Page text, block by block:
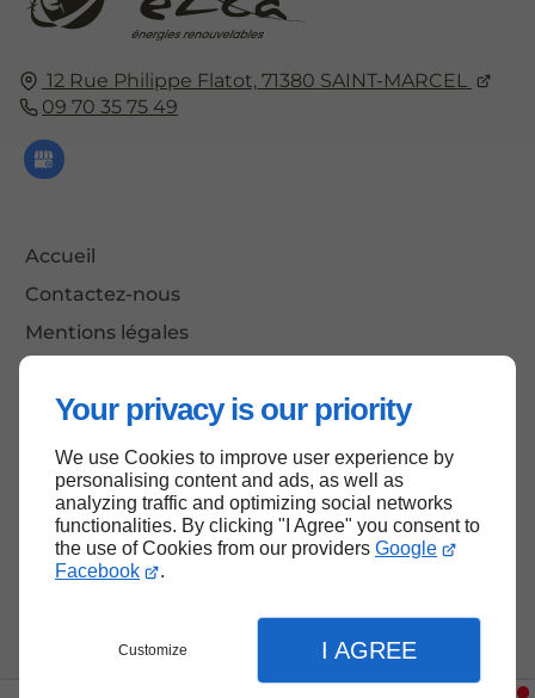
Your privacy is our priority
We use Cookies to improve user experience by
personalising content and ads, as well as
analyzing traffic and optimizing social networks
functionalities. By clicking "I Agree" you consent to
the use of Cookies from our providers Google
Facebook
.
Customize I AGREE
12 Rue Philippe Flatot, 71380 SAINT-MARCEL
09 70 35 75 49
Accueil
Contactez-nous
Mentions légales
Haut de page